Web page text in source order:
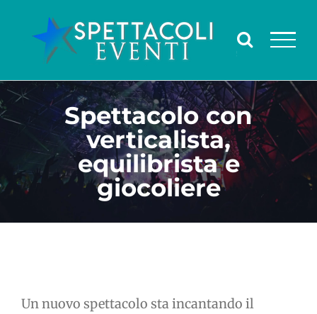
contenuto
Spettacolo con
verticalista,
equilibrista e
giocoliere
Un nuovo spettacolo sta incantando il